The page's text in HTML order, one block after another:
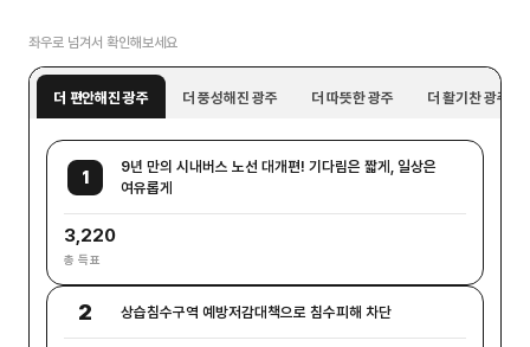
좌우로 넘겨서 확인해보세요
더 편안해진 광주 더 풍성해진 광주 더 따뜻한 광주 더 활기찬 광주
1
9년 만의 시내버스 노선 대개편! 기다림은 짧게, 일상은
여유롭게
3,220
총 득표
2 상습침수구역 예방저감대책으로 침수피해 차단